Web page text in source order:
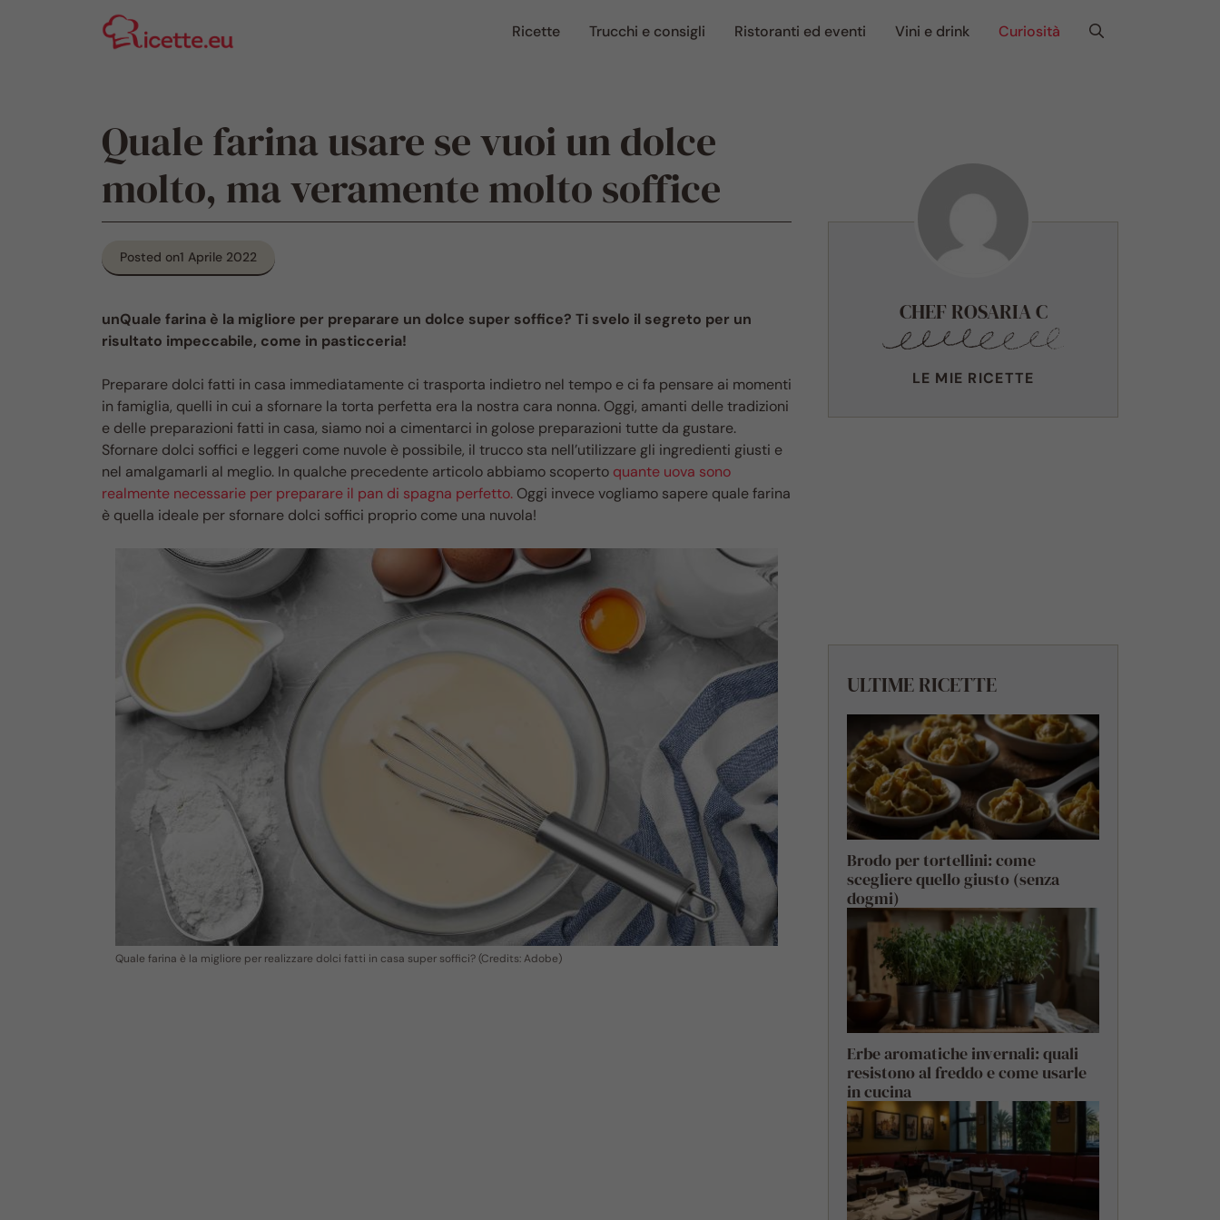
Ricette Trucchi e consigli Ristoranti ed eventi Vini e drink Curiosità
Quale farina usare se vuoi un dolce
molto, ma veramente molto soffice
Posted on1 Aprile 2022
unQuale farina è la migliore per preparare un dolce super soffice? Ti svelo il segreto per un
risultato impeccabile, come in pasticceria!
Preparare dolci fatti in casa immediatamente ci trasporta indietro nel tempo e ci fa pensare ai momenti
in famiglia, quelli in cui a sfornare la torta perfetta era la nostra cara nonna. Oggi, amanti delle tradizioni
e delle preparazioni fatti in casa, siamo noi a cimentarci in golose preparazioni tutte da gustare.
Sfornare dolci soffici e leggeri come nuvole è possibile, il trucco sta nell’utilizzare gli ingredienti giusti e
nel amalgamarli al meglio. In qualche precedente articolo abbiamo scoperto quante uova sono
realmente necessarie per preparare il pan di spagna perfetto. Oggi invece vogliamo sapere quale farina
è quella ideale per sfornare dolci soffici proprio come una nuvola!
Quale farina è la migliore per realizzare dolci fatti in casa super soffici? (Credits: Adobe)
CHEF ROSARIA C
LE MIE RICETTE
ULTIME RICETTE
Brodo per tortellini: come
scegliere quello giusto (senza
dogmi)
Erbe aromatiche invernali: quali
resistono al freddo e come usarle
in cucina